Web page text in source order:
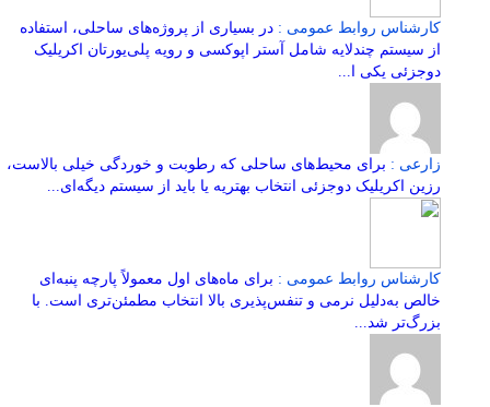
کارشناس روابط عمومی : در بسیاری از پروژه‌های ساحلی، استفاده
از سیستم چندلایه شامل آستر اپوکسی و رویه پلی‌یورتان اکریلیک
دوجزئی یکی ا...
زارعی : برای محیط‌های ساحلی که رطوبت و خوردگی خیلی بالاست،
رزین اکریلیک دوجزئی انتخاب بهتریه یا باید از سیستم دیگه‌ای...
کارشناس روابط عمومی : برای ماه‌های اول معمولاً پارچه پنبه‌ای
خالص به‌دلیل نرمی و تنفس‌پذیری بالا انتخاب مطمئن‌تری است. با
بزرگ‌تر شد...